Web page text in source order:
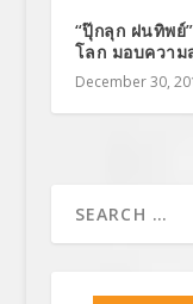
“ปุ๊กลุก ฝนทิพย์
โลก มอบควา
December 30,